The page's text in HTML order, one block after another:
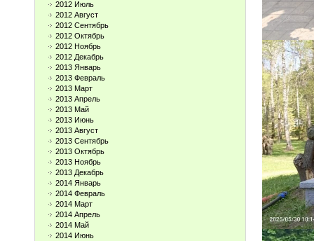
2012 Июль
2012 Август
2012 Сентябрь
2012 Октябрь
2012 Ноябрь
2012 Декабрь
2013 Январь
2013 Февраль
2013 Март
2013 Апрель
2013 Май
2013 Июнь
2013 Август
2013 Сентябрь
2013 Октябрь
2013 Ноябрь
2013 Декабрь
2014 Январь
2014 Февраль
2014 Март
2014 Апрель
2014 Май
2014 Июнь